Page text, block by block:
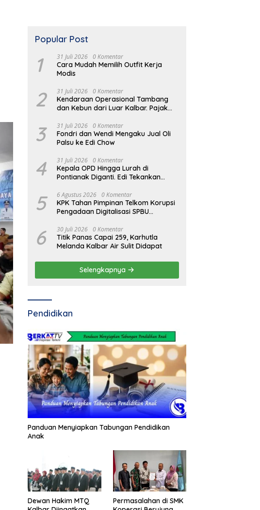
Popular Post
1 31 Juli 2026 0 Komentar
Cara Mudah Memilih Outfit Kerja
Modis
2 31 Juli 2026 0 Komentar
Kendaraan Operasional Tambang
dan Kebun dari Luar Kalbar. Pajak
3 31 Juli 2026 0 Komentar
Fondri dan Wendi Mengaku Jual Oli
Palsu ke Edi Chow
4 31 Juli 2026 0 Komentar
Kepala OPD Hingga Lurah di
Pontianak Diganti. Edi Tekankan
5 6 Agustus 2026 0 Komentar
KPK Tahan Pimpinan Telkom Korupsi
Pengadaan Digitalisasi SPBU
6 30 Juli 2026 0 Komentar
Titik Panas Capai 259, Karhutla
Melanda Kalbar Air Sulit Didapat
Selengkapnya
Pendidikan
Panduan Menyiapkan Tabungan Pendidikan
Anak
Dewan Hakim MTQ
Permasalahan di SMK